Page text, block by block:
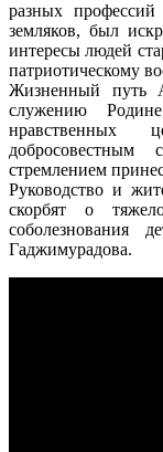
разных
земляков, был
интересы людей
патриотическому
Жизненный путь
служению
нравственных
добросовестным
стремлением
Руководство и
скорбят о
соболезнования
Гаджимурадова.